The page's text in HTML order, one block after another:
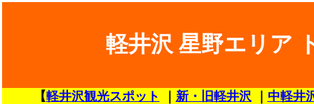
軽井沢 星野エリア
【軽井沢観光スポット 新・旧軽井沢
中軽井